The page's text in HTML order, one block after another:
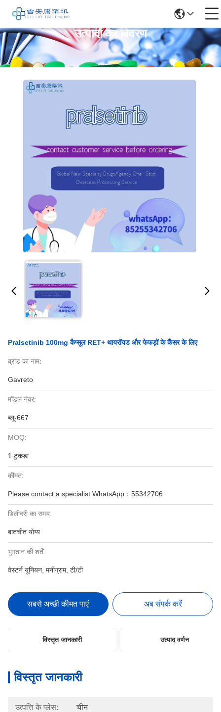
उत्पादों का विवरण
Pralsetinib 100mg कैप्सूल RET+ थायरॉयड और फेफड़ों के कैंसर के लिए
ब्रांड का नाम:
Gavreto
मॉडल नंबर:
ब्लू-667
MOQ:
1 टुकड़ा
कीमत:
Please contact a specialist WhatsApp：55342706
डिलीवरी का समय:
बातचीत योग्य
भुगतान की शर्तें:
वेस्टर्न यूनियन, मनीग्राम, टी/टी
सबसे अच्छी कीमत पाएं अब संपर्क करें
विस्तृत जानकारी उत्पाद वर्णन
विस्तृत जानकारी
उत्पत्ति के प्लेस: चीन